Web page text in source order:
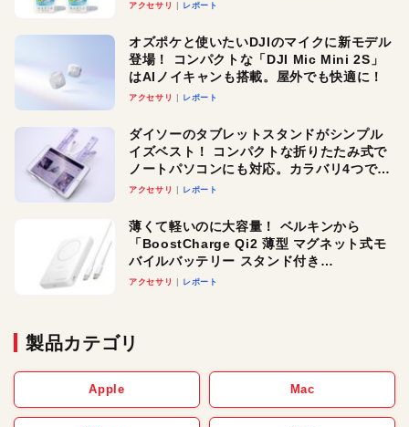
アクセサリ レポート
オズポケと使いたいDJIのマイクに新モデル
登場！ コンパクトな「DJI Mic Mini 2S」
はAIノイキャンも搭載。屋外でも快適に！
アクセサリ レポート
ダイソーのタブレットスタンドがシンプル
イズベスト！ コンパクトな折りたたみ式で
ノートパソコンにも対応。カラバリ4つで選
べる楽しさも
アクセサリ レポート
薄くて軽いのに大容量！ ベルキンから
「BoostCharge Qi2 薄型 マグネット式モ
バイルバッテリー スタンド付き
10,000mAh」が登場。3台同時充電対応で
アクセサリ レポート
製品カテゴリ
Apple Mac